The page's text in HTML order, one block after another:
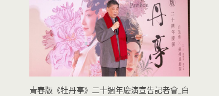
青春版《牡丹亭》二十週年慶演宣告記者會_白